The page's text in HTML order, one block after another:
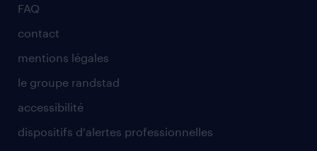
FAQ
contact
mentions légales
le groupe randstad
accessibilité
dispositifs d'alertes professionnelles